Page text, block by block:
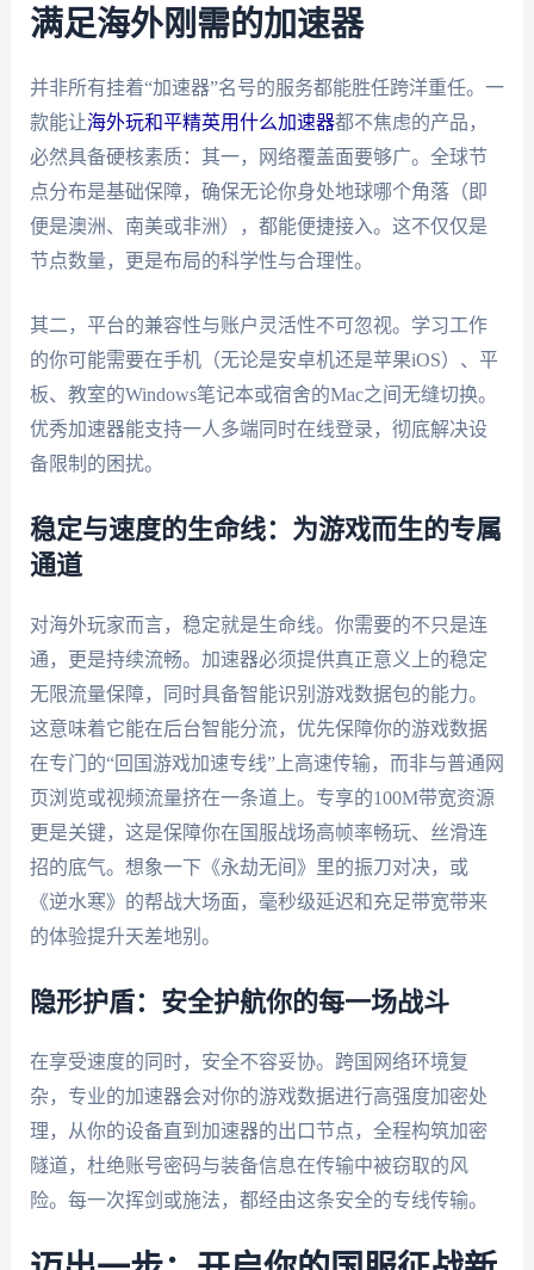
满足海外刚需的加速器
并非所有挂着“加速器”名号的服务都能胜任跨洋重任。一
款能让海外玩和平精英用什么加速器都不焦虑的产品，
必然具备硬核素质：其一，网络覆盖面要够广。全球节
点分布是基础保障，确保无论你身处地球哪个角落（即
便是澳洲、南美或非洲），都能便捷接入。这不仅仅是
节点数量，更是布局的科学性与合理性。
其二，平台的兼容性与账户灵活性不可忽视。学习工作
的你可能需要在手机（无论是安卓机还是苹果iOS）、平
板、教室的Windows笔记本或宿舍的Mac之间无缝切换。
优秀加速器能支持一人多端同时在线登录，彻底解决设
备限制的困扰。
稳定与速度的生命线：为游戏而生的专属
通道
对海外玩家而言，稳定就是生命线。你需要的不只是连
通，更是持续流畅。加速器必须提供真正意义上的稳定
无限流量保障，同时具备智能识别游戏数据包的能力。
这意味着它能在后台智能分流，优先保障你的游戏数据
在专门的“回国游戏加速专线”上高速传输，而非与普通网
页浏览或视频流量挤在一条道上。专享的100M带宽资源
更是关键，这是保障你在国服战场高帧率畅玩、丝滑连
招的底气。想象一下《永劫无间》里的振刀对决，或
《逆水寒》的帮战大场面，毫秒级延迟和充足带宽带来
的体验提升天差地别。
隐形护盾：安全护航你的每一场战斗
在享受速度的同时，安全不容妥协。跨国网络环境复
杂，专业的加速器会对你的游戏数据进行高强度加密处
理，从你的设备直到加速器的出口节点，全程构筑加密
隧道，杜绝账号密码与装备信息在传输中被窃取的风
险。每一次挥剑或施法，都经由这条安全的专线传输。